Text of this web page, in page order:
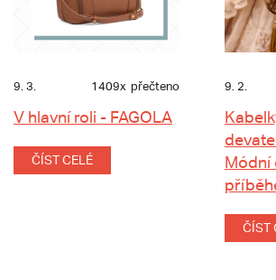
9. 3. 1409x přečteno
V hlavní roli - FAGOLA
ČÍST CELÉ
9. 2.
Módní
ČÍST